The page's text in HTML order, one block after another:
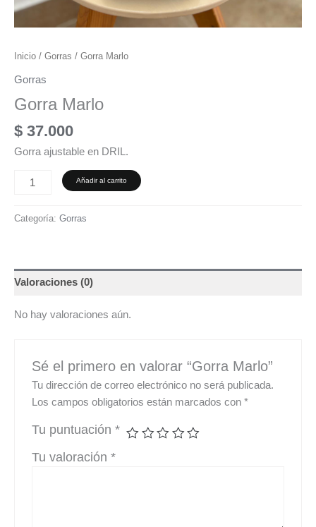
Inicio / Gorras / Gorra Marlo
Gorras
Gorra Marlo
$ 37.000
Gorra ajustable en DRIL.
Añadir al carrito
Categoría: Gorras
Valoraciones (0)
No hay valoraciones aún.
Sé el primero en valorar “Gorra Marlo”
Tu dirección de correo electrónico no será publicada.
Los campos obligatorios están marcados con*
Tu puntuación*
Tu valoración*